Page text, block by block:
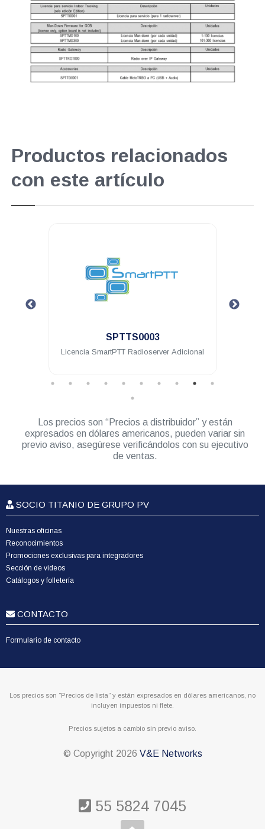
Productos relacionados
con este artículo
SPTTS0003
Licencia SmartPTT Radioserver Adicional
Los precios son “Precios a distribuidor” y están
expresados en dólares americanos, pueden variar sin
previo aviso, asegúrese verificándolos con su ejecutivo
de ventas.
SOCIO TITANIO DE GRUPO PV
Nuestras oficinas
Reconocimientos
Promociones exclusivas para integradores
Sección de videos
Catálogos y folletería
CONTACTO
Formulario de contacto
Los precios son “Precios de lista” y están expresados en dólares americanos, no
incluyen impuestos ni flete.
Precios sujetos a cambio sin previo aviso.
© Copyright 2026 V&E Networks
55 5824 7045